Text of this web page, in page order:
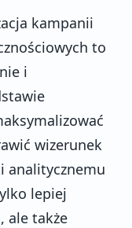
kampanii
to
i
wizerunek
analitycznemu
lepiej
ale także